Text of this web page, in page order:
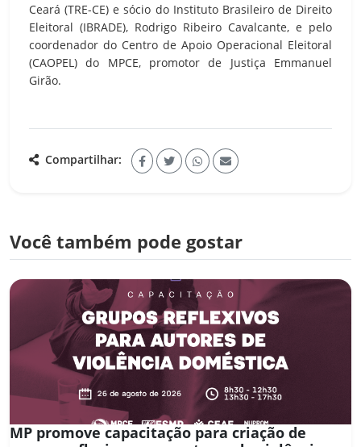
Ceará (TRE-CE) e sócio do Instituto Brasileiro de Direito
Eleitoral (IBRADE), Rodrigo Ribeiro Cavalcante, e pelo
coordenador do Centro de Apoio Operacional Eleitoral
(CAOPEL) do MPCE, promotor de Justiça Emmanuel
Girão.
Compartilhar:
Você também pode gostar
MP promove capacitação para criação de